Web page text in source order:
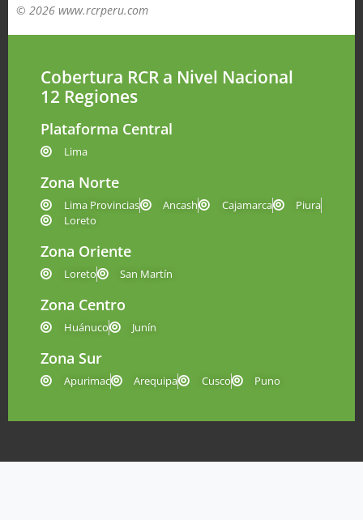
© 2026 www.rcrperu.com
Cobertura RCR a Nivel Nacional
12 Regiones
Plataforma Central
Lima
Zona Norte
Lima Provincias Ancash Cajamarca
Piura
Loreto
Zona Oriente
Loreto San Martín
Zona Centro
Huánuco Junín
Zona Sur
Apurimac Arequipa Cusco Puno